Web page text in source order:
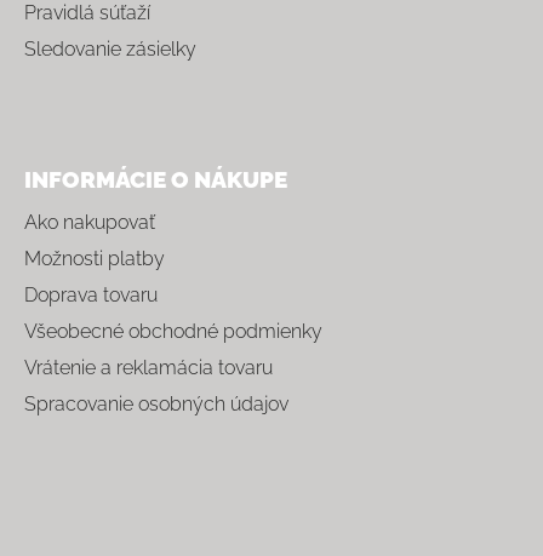
Pravidlá súťaží
Sledovanie zásielky
INFORMÁCIE O NÁKUPE
Ako nakupovať
Možnosti platby
Doprava tovaru
Všeobecné obchodné podmienky
Vrátenie a reklamácia tovaru
Spracovanie osobných údajov